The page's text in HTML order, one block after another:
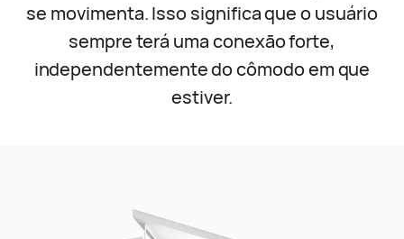
se movimenta. Isso significa que o usuário
sempre terá uma conexão forte,
independentemente do cômodo em que
estiver.